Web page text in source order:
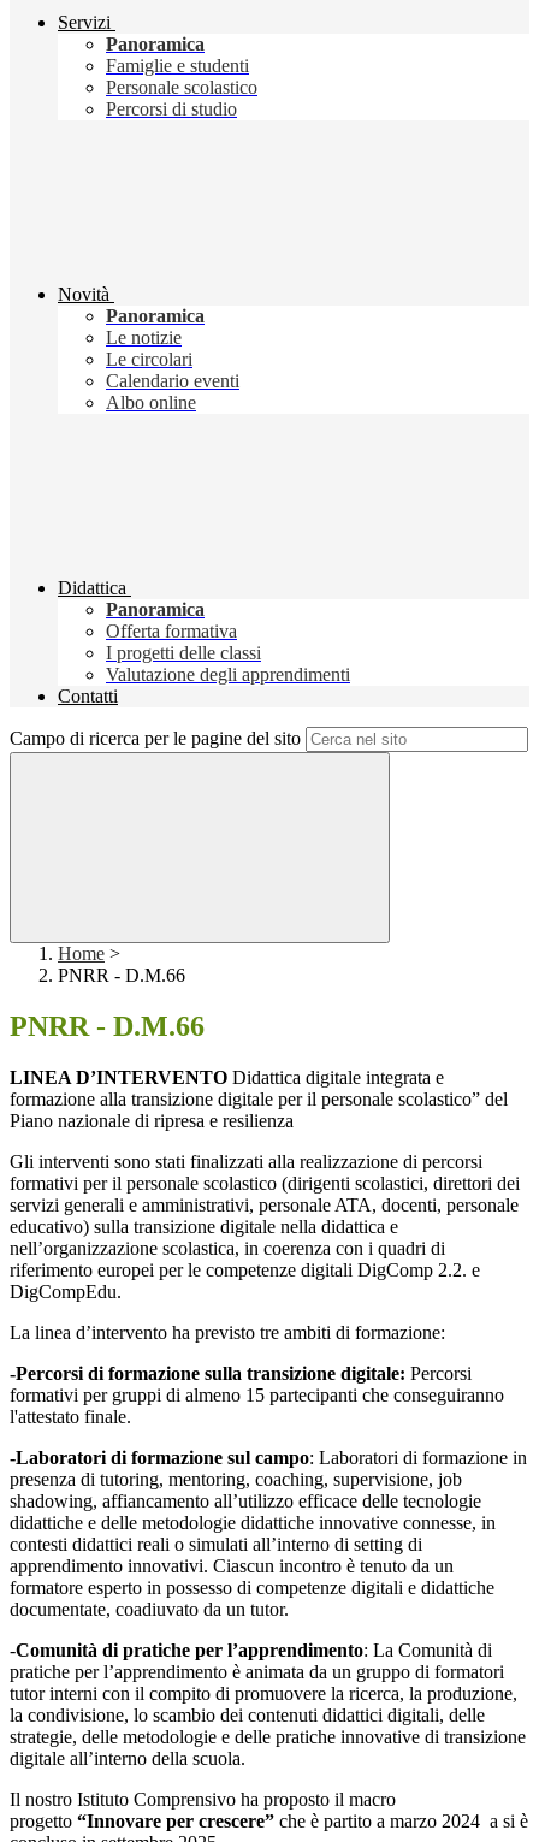
Servizi
Panoramica
Famiglie e studenti
Personale scolastico
Percorsi di studio
Novità
Panoramica
Le notizie
Le circolari
Calendario eventi
Albo online
Didattica
Panoramica
Offerta formativa
I progetti delle classi
Valutazione degli apprendimenti
Contatti
Campo di ricerca per le pagine del sito
Home >
PNRR - D.M.66
PNRR - D.M.66
LINEA D’INTERVENTO Didattica digitale integrata e
formazione alla transizione digitale per il personale scolastico” del
Piano nazionale di ripresa e resilienza
Gli interventi sono stati finalizzati alla realizzazione di percorsi
formativi per il personale scolastico (dirigenti scolastici, direttori dei
servizi generali e amministrativi, personale ATA, docenti, personale
educativo) sulla transizione digitale nella didattica e
nell’organizzazione scolastica, in coerenza con i quadri di
riferimento europei per le competenze digitali DigComp 2.2. e
DigCompEdu.
La linea d’intervento ha previsto tre ambiti di formazione:
-Percorsi di formazione sulla transizione digitale: Percorsi
formativi per gruppi di almeno 15 partecipanti che conseguiranno
l'attestato finale.
-Laboratori di formazione sul campo: Laboratori di formazione in
presenza di tutoring, mentoring, coaching, supervisione, job
shadowing, affiancamento all’utilizzo efficace delle tecnologie
didattiche e delle metodologie didattiche innovative connesse, in
contesti didattici reali o simulati all’interno di setting di
apprendimento innovativi. Ciascun incontro è tenuto da un
formatore esperto in possesso di competenze digitali e didattiche
documentate, coadiuvato da un tutor.
-Comunità di pratiche per l’apprendimento: La Comunità di
pratiche per l’apprendimento è animata da un gruppo di formatori
tutor interni con il compito di promuovere la ricerca, la produzione,
la condivisione, lo scambio dei contenuti didattici digitali, delle
strategie, delle metodologie e delle pratiche innovative di transizione
digitale all’interno della scuola.
Il nostro Istituto Comprensivo ha proposto il macro
progetto “Innovare per crescere” che è partito a marzo 2024 a si è